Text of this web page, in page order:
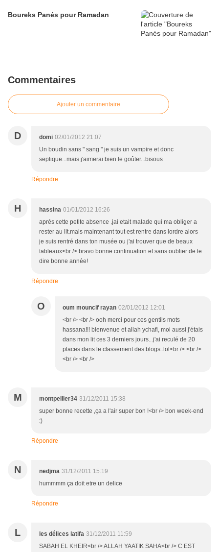
Boureks Panés pour Ramadan
Commentaires
Ajouter un commentaire
D domi 02/01/2012 21:07
Un boudin sans " sang " je suis un vampire et donc
septique...mais j'aimerai bien le goûter...bisous
Répondre
H hassina 01/01/2012 16:26
aprés cette petite absence .jai etait malade qui ma obliger a
rester au lit.mais maintenant tout est rentre dans lordre alors
je suis rentré dans ton musée ou j'ai trouver que de beaux
tableaux<br /> bravo bonne continuation et sans oublier de te
dire bonne année!
Répondre
O oum mouncif rayan 02/01/2012 12:01
<br /> <br /> ooh merci pour ces gentils mots
hassana!!! bienvenue et allah ychafi, moi aussi j'étais
dans mon lit ces 3 derniers jours...j'ai reculé de 20
places dans le classement des blogs..lol<br /> <br />
<br /> <br />
M montpellier34 31/12/2011 15:38
super bonne recette ,ça a l'air super bon !<br /> bon week-end
:)
Répondre
N nedjma 31/12/2011 15:19
hummmm ça doit etre un delice
Répondre
L les délices latifa 31/12/2011 11:59
SABAH EL KHEIR<br /> ALLAH YAATIK SAHA<br /> C EST